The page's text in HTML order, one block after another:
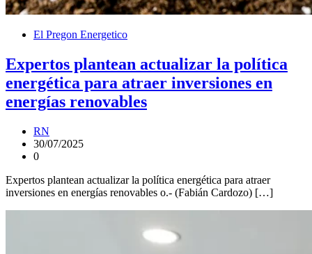
El Pregon Energetico
Expertos plantean actualizar la política
energética para atraer inversiones en
energías renovables
RN
30/07/2025
0
Expertos plantean actualizar la política energética para atraer
inversiones en energías renovables o.- (Fabián Cardozo) […]